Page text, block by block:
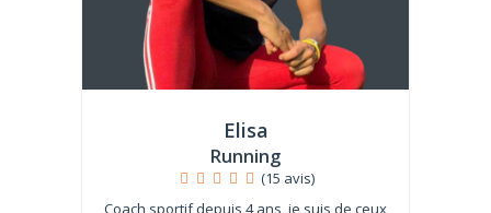
Elisa
Running
(15 avis)
Coach sportif depuis 4 ans, je suis de ceux